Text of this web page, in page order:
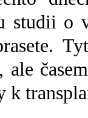
studii o
ale
k